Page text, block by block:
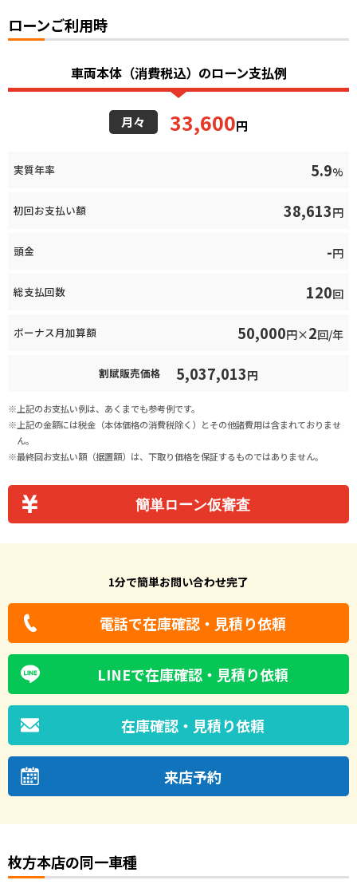
ローンご利用時
車両本体（消費税込）のローン支払例
月々 33,600円
実質年率 5.9%
初回お支払い額 38,613円
頭金 -円
総支払回数 120回
ボーナス月加算額 50,000円×2回/年
割賦販売価格 5,037,013円
上記のお支払い例は、あくまでも参考例です。
上記の金額には税金（本体価格の消費税除く）とその他諸費用は含まれておりませ
ん。
最終回お支払い額（据置額）は、下取り価格を保証するものではありません。
簡単ローン仮審査
1分で簡単お問い合わせ完了
電話で在庫確認・見積り依頼
LINEで在庫確認・見積り依頼
在庫確認・見積り依頼
来店予約
枚方本店の同一車種